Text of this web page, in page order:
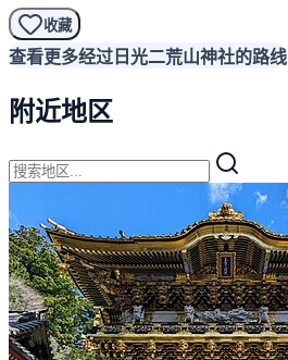
收藏
查看更多经过日光二荒山神社的路线
附近地区